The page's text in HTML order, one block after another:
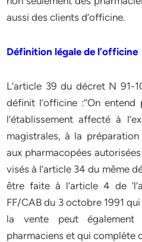
aussi des clients d’officine.
Définition légale de l’officine
L’article 39 du décret N 91-
définit l’officine :’’On
l’établissement affecté à
magistrales, à la
aux pharmacopées
visés à l’article 34 du même
être faite à l’article 4 de
FF/CAB du 3 octobre 1991
la vente peut
pharmaciens et qui complète